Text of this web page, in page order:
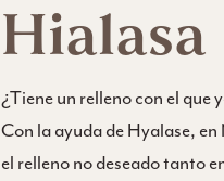
Hialasa
¿Tiene un relleno con el que
Con la ayuda de Hyalase,
el relleno no deseado tanto